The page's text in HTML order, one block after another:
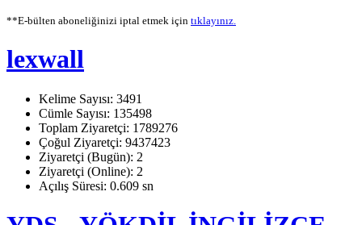
**E-bülten aboneliğinizi iptal etmek için tıklayınız.
lexwall
Kelime Sayısı: 3491
Cümle Sayısı: 135498
Toplam Ziyaretçi: 1789276
Çoğul Ziyaretçi: 9437423
Ziyaretçi (Bugün): 2
Ziyaretçi (Online): 2
Açılış Süresi: 0.609 sn